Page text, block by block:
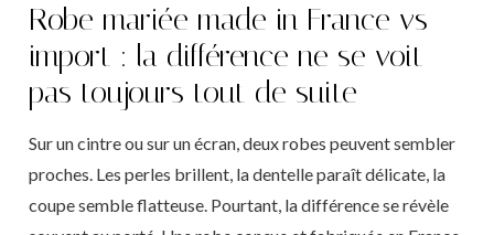
Robe mariée made in France vs
import : la différence ne se voit
pas toujours tout de suite
Sur un cintre ou sur un écran, deux robes peuvent sembler
proches. Les perles brillent, la dentelle paraît délicate, la
coupe semble flatteuse. Pourtant, la différence se révèle